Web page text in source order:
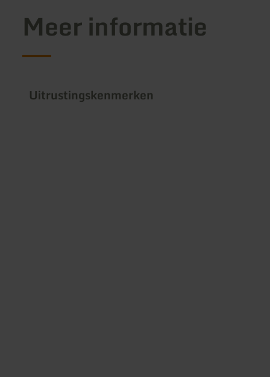
Meer informatie
Uitrustingskenmerken